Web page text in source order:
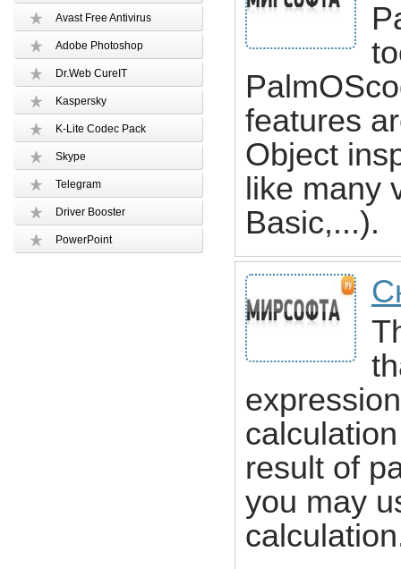
Avast Free Antivirus
Adobe Photoshop
Dr.Web CureIT
Kaspersky
K-Lite Codec Pack
Skype
Telegram
Driver Booster
PowerPoint
features
Object
like many
Basic,...).
result of
you may